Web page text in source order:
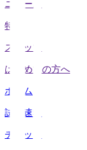
ニュース
特集
スタッツ
はじめての方へ
ホーム
試合速報
チケット